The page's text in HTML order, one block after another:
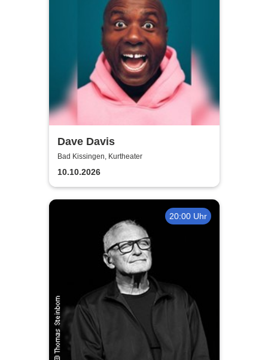
Dave Davis
Bad Kissingen, Kurtheater
10.10.2026
20:00 Uhr